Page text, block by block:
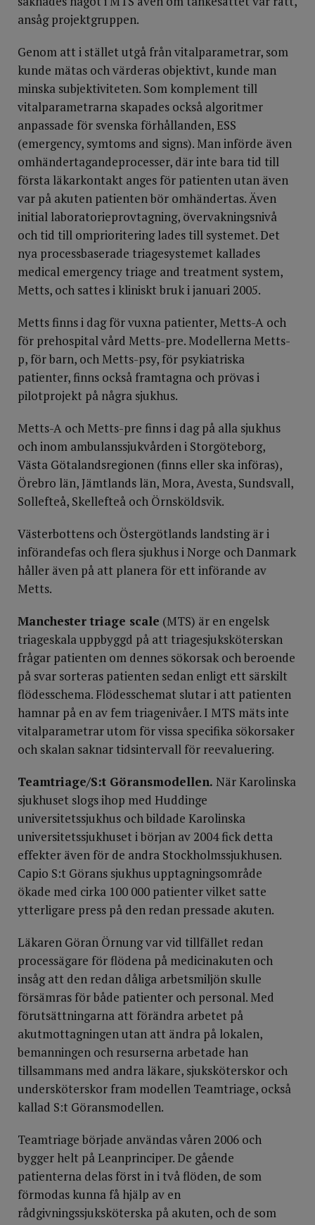
ansåg projektgruppen.
Genom att i stället utgå från vitalparametrar, som
kunde mätas och värderas objektivt, kunde man
minska subjektiviteten. Som komplement till
vitalparametrarna skapades också algoritmer
anpassade för svenska förhållanden, ESS
(emergency, symtoms and signs). Man införde även
omhändertagandeprocesser, där inte bara tid till
första läkarkontakt anges för patienten utan även
var på akuten patienten bör omhändertas. Även
initial laboratorieprovtagning, övervakningsnivå
och tid till omprioritering lades till systemet. Det
nya processbaserade triagesystemet kallades
medical emergency triage and treatment system,
Metts, och sattes i kliniskt bruk i januari 2005.
Metts finns i dag för vuxna patienter, Metts-A och
för prehospital vård Metts-pre. Modellerna Metts-
p, för barn, och Metts-psy, för psykiatriska
patienter, finns också framtagna och prövas i
pilotprojekt på några sjukhus.
Metts-A och Metts-pre finns i dag på alla sjukhus
och inom ambulanssjukvården i Storgöteborg,
Västa Götalandsregionen (finns eller ska införas),
Örebro län, Jämtlands län, Mora, Avesta, Sundsvall,
Sollefteå, Skellefteå och Örnsköldsvik.
Västerbottens och Östergötlands landsting är i
införandefas och flera sjukhus i Norge och Danmark
håller även på att planera för ett införande av
Metts.
Manchester triage scale (MTS) är en engelsk
triageskala uppbyggd på att triagesjuksköterskan
frågar patienten om dennes sökorsak och beroende
på svar sorteras patienten sedan enligt ett särskilt
flödesschema. Flödesschemat slutar i att patienten
hamnar på en av fem triagenivåer. I MTS mäts inte
vitalparametrar utom för vissa specifika sökorsaker
och skalan saknar tidsintervall för reevaluering.
Teamtriage/S:t Göransmodellen. När Karolinska
sjukhuset slogs ihop med Huddinge
universitetssjukhus och bildade Karolinska
universitetssjukhuset i början av 2004 fick detta
effekter även för de andra Stockholmssjukhusen.
Capio S:t Görans sjukhus upptagningsområde
ökade med cirka 100 000 patienter vilket satte
ytterligare press på den redan pressade akuten.
Läkaren Göran Örnung var vid tillfället redan
processägare för flödena på medicinakuten och
insåg att den redan dåliga arbetsmiljön skulle
försämras för både patienter och personal. Med
förutsättningarna att förändra arbetet på
akutmottagningen utan att ändra på lokalen,
bemanningen och resurserna arbetade han
tillsammans med andra läkare, sjuksköterskor och
undersköterskor fram modellen Teamtriage, också
kallad S:t Göransmodellen.
Teamtriage började användas våren 2006 och
bygger helt på Leanprinciper. De gående
patienterna delas först in i två flöden, de som
förmodas kunna få hjälp av en
rådgivningssjuksköterska på akuten, och de som